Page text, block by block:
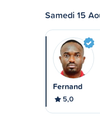
Samedi 15
Fernand
5,0